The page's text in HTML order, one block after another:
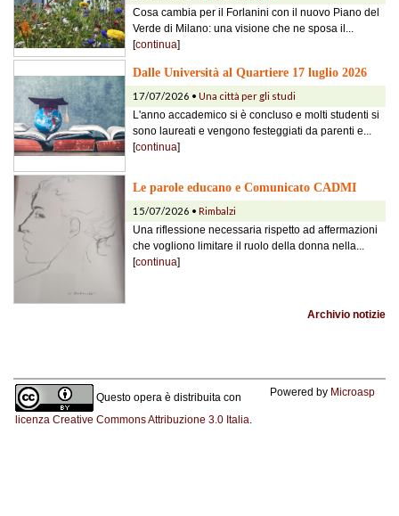
Cosa cambia per il Forlanini con il nuovo Piano del
Verde di Milano: una visione che ne sposa il...
[continua]
Dalle Università al Quartiere 17 luglio 2026
17/07/2026 • Una città per gli studi
L'anno accademico si è concluso e molti studenti si
sono laureati e vengono festeggiati da parenti e...
[continua]
Le parole educano e Comunicato CADMI
15/07/2026 • Rimbalzi
Una riflessione necessaria rispetto ad affermazioni
che vogliono limitare il ruolo della donna nella...
[continua]
Archivio notizie
Questo opera è distribuita con
licenza Creative Commons Attribuzione 3.0 Italia
Powered by Microasp